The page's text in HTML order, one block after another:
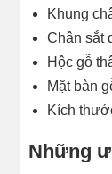
Khung
Chân sắt
Hộc gỗ
Mặt bàn
Kích
Những